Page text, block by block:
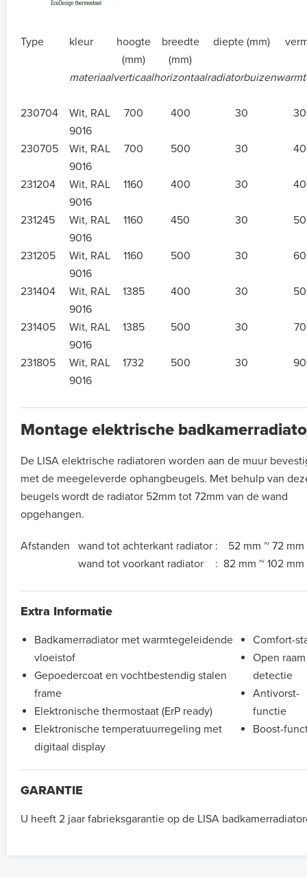
Type kleur
hoogte
(mm)
breedte
(mm)
diepte (mm)
materiaalverticaalhorizontaalradiatorbuizen
230704
Wit, RAL
9016
700 400 30
230705
Wit, RAL
9016
700 500 30
231204
Wit, RAL
9016
1160 400 30
231245
Wit, RAL
9016
1160 450 30
231205
Wit, RAL
9016
1160 500 30
231404
Wit, RAL
9016
1385 400 30
231405
Wit, RAL
9016
1385 500 30
231805
Wit, RAL
9016
1732 500 30
Montage elektrische
De LISA elektrische radiatoren worden aan de muur
met de meegeleverde ophangbeugels. Met behulp van
beugels wordt de radiator 52mm tot 72mm van de wand
opgehangen.
Afstanden wand tot achterkant radiator :
52 mm ~ 72 mm
wand tot voorkant radiator
: 82 mm ~ 102 mm
Extra Informatie
Badkamerradiator met warmtegeleidende
vloeistof
Gepoedercoat en vochtbestendig stalen
frame
Elektronische thermostaat (ErP ready)
Elektronische temperatuurregeling met
digitaal display
Comfort-
Open raam
detectie
Antivorst-
functie
Boost-
GARANTIE
U heeft 2 jaar fabrieksgarantie op de LISA